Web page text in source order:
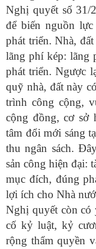
Nghị quyết số 31/
để biến nguồn
phát triển. Nhà,
lãng phí kép: lãng
phát triển. Ngược
quỹ nhà, đất này
trình công cộng,
cộng đồng, cơ sở
tâm đổi mới sáng
thu ngân sách.
sản công hiện đại:
mục đích, đúng
lợi ích cho Nhà
Nghị quyết còn có
cố kỷ luật, kỷ
rộng thẩm quyền